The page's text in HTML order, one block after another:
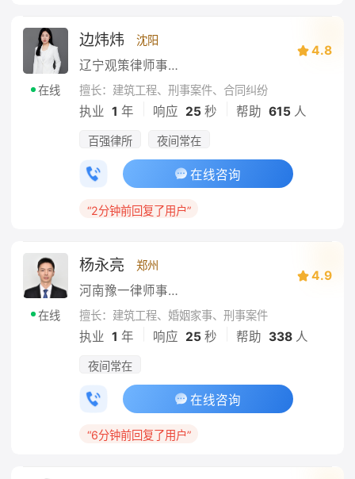
在线
边炜炜 沈阳
辽宁观策律师事务所
4.8
擅长：建筑工程、刑事案件、合同纠纷
执业 1 年 响应 25秒 帮助 615人
百强律所 夜间常在
在线咨询
“2分钟前回复了用户”
在线
杨永亮 郑州
河南豫一律师事务所
4.9
擅长：建筑工程、婚姻家事、刑事案件
执业 1 年 响应 25秒 帮助 338人
夜间常在
在线咨询
“6分钟前回复了用户”